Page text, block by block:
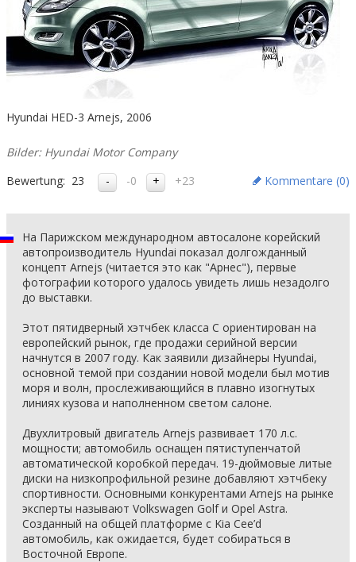
Hyundai HED-3 Arnejs, 2006
Bilder: Hyundai Motor Company
Bewertung: 23 -0 +23 Kommentare (0)
На Парижском международном автосалоне корейский
автопроизводитель Hyundai показал долгожданный
концепт Arnejs (читается это как "Арнес"), первые
фотографии которого удалось увидеть лишь незадолго
до выставки.
Этот пятидверный хэтчбек класса C ориентирован на
европейский рынок, где продажи серийной версии
начнутся в 2007 году. Как заявили дизайнеры Hyundai,
основной темой при создании новой модели был мотив
моря и волн, прослеживающийся в плавно изогнутых
линиях кузова и наполненном светом салоне.
Двухлитровый двигатель Arnejs развивает 170 л.с.
мощности; автомобиль оснащен пятиступенчатой
автоматической коробкой передач. 19-дюймовые литые
диски на низкопрофильной резине добавляют хэтчбеку
спортивности. Основными конкурентами Arnejs на рынке
эксперты называют Volkswagen Golf и Opel Astra.
Созданный на общей платформе с Kia Cee’d
автомобиль, как ожидается, будет собираться в
Восточной Европе.